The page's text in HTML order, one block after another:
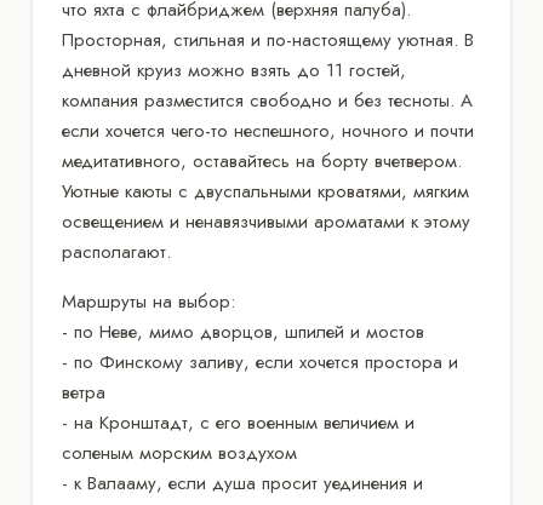
что яхта с флайбриджем (верхняя палуба).
Просторная, стильная и по-настоящему уютная. В
дневной круиз можно взять до 11 гостей,
компания разместится свободно и без тесноты. А
если хочется чего-то неспешного, ночного и почти
медитативного, оставайтесь на борту вчетвером.
Уютные каюты с двуспальными кроватями, мягким
освещением и ненавязчивыми ароматами к этому
располагают.
Маршруты на выбор:
- по Неве, мимо дворцов, шпилей и мостов
- по Финскому заливу, если хочется простора и
ветра
- на Кронштадт, с его военным величием и
соленым морским воздухом
- к Валааму, если душа просит уединения и